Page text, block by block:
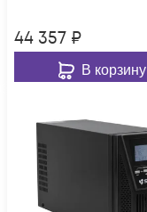
44 357 ₽
В корзину